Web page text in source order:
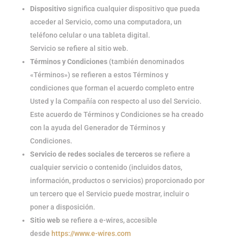
Dispositivosignifica cualquier dispositivo que pueda
acceder al Servicio, como una computadora, un
teléfono celular o una tableta digital.
Servicio se refiere al sitio web.
Términos y Condiciones(también denominados
«Términos») se refieren a estos Términos y
condiciones que forman el acuerdo completo entre
Usted y la Compañía con respecto al uso del Servicio.
Este acuerdo de Términos y Condiciones se ha creado
con la ayuda del Generador de Términos y
Condiciones.
Servicio de redes sociales de tercerosse refiere a
cualquier servicio o contenido (incluidos datos,
información, productos o servicios) proporcionado por
un tercero que el Servicio puede mostrar, incluir o
poner a disposición.
Sitio webse refiere a e-wires, accesible
desde https://www.e-wires.com